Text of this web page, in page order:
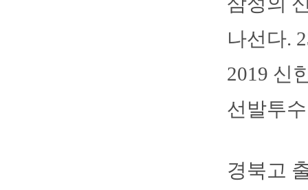
나선다.
2019 신
선발투
경북고